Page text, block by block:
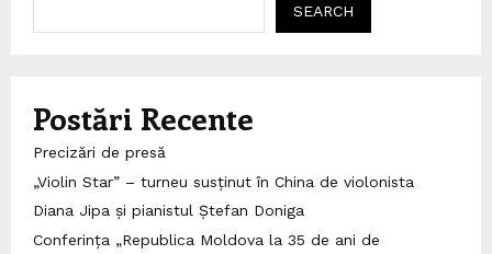
SEARCH
Postări Recente
Precizări de presă
„Violin Star” – turneu susținut în China de violonista
Diana Jipa și pianistul Ștefan Doniga
Conferința „Republica Moldova la 35 de ani de